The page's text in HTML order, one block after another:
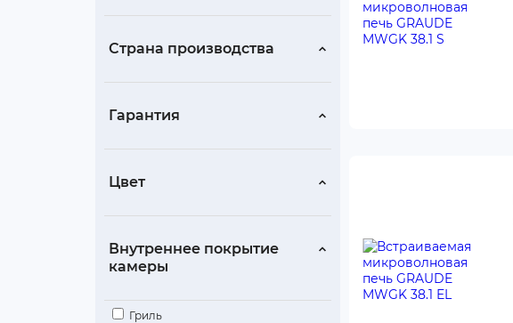
Страна производства
Гарантия
Цвет
Внутреннее покрытие
камеры
Гриль